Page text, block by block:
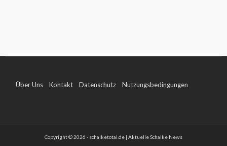
Über Uns Kontakt Datenschutz Nutzungsbedingungen
Copyright © 2026 - schalketotal.de | Aktuelle Schalke News